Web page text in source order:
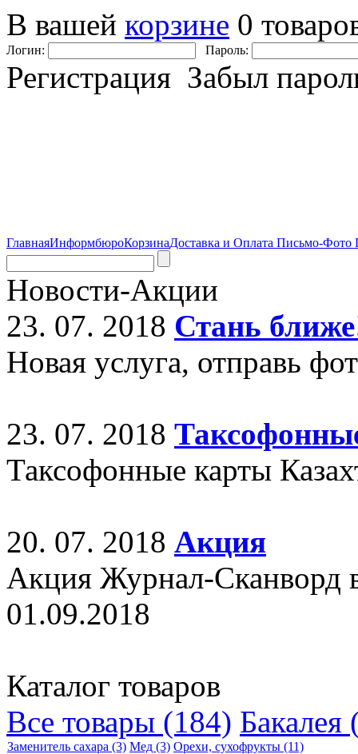
В вашей корзине 0
Логин: Пароль:
Регистрация Забыл
ГлавнаяИнформбюроКорзинаДоставка и Оплата Письмо-Фото
Новости-Акции
23. 07. 2018 Стань
Новая услуга, отправь
23. 07. 2018
Таксофонные карты
20. 07. 2018 Акция
Акция Журнал-Сканворд
01.09.2018
Каталог товаров
Все товары (184) Бакалея
Заменитель сахара (3) Мед (3) Орехи, сухофрукты (11)